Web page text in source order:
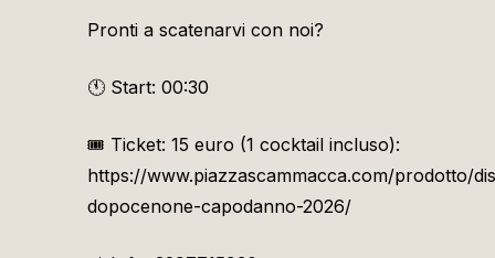
Pronti a scatenarvi con noi?
🕚 Start: 00:30
🎟 Ticket: 15 euro (1 cocktail incluso):
https://www.piazzascammacca.com/prodotto/
dopocenone-capodanno-2026/